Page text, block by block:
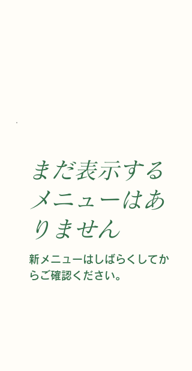
まだ表示する
メニューはあ
りません
新メニューはしばらくしてか
らご確認ください。